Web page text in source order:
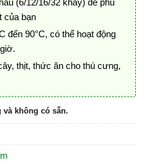
của bạn
đến 90°C, có thể hoạt động
thịt, thức ăn cho thú cưng,
và không có sẵn.